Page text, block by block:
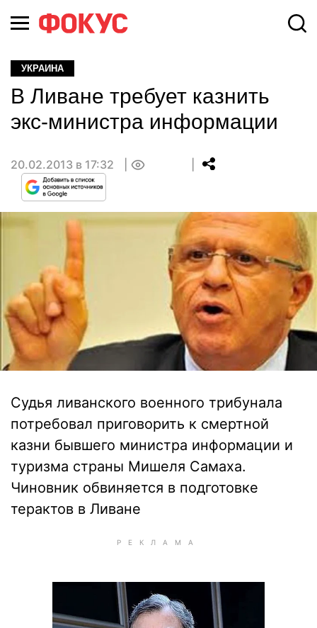
УКРАИНА
В Ливане требует казнить
экс-министра информации
20.02.2013 в 17:32
Судья ливанского военного трибунала
потребовал приговорить к смертной
казни бывшего министра информации и
туризма страны Мишеля Самаха.
Чиновник обвиняется в подготовке
терактов в Ливане